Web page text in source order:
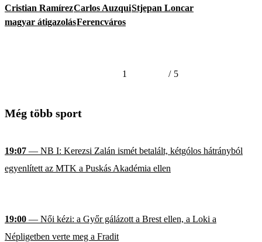
Cristian RamírezCarlos AuzquiStjepan Loncar
magyar átigazolásFerencváros
1 / 5
Még több sport
19:07 — NB I: Kerezsi Zalán ismét betalált, kétgólos hátrányból
egyenlített az MTK a Puskás Akadémia ellen
19:00 — Női kézi: a Győr gálázott a Brest ellen, a Loki a
Népligetben verte meg a Fradit